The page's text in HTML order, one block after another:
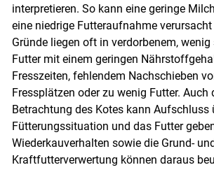
Skip to main
interpretieren. So kann eine geringe
eine niedrige Futteraufnahme verursacht
Gründe liegen oft in verdorbenem,
Futter mit einem geringen
Fresszeiten, fehlendem Nachschieben
Fressplätzen oder zu wenig Futter. Auch
Betrachtung des Kotes kann Aufschluss
Fütterungssituation und das Futter
Wiederkauverhalten sowie die Grund-
Kraftfutterverwertung können daraus